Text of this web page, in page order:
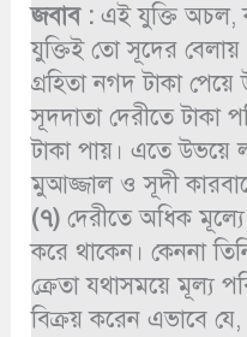
জবাব : এই যুক্তি অচল,
যুক্তিই তো সূদের
গ্রহিতা নগদ টাকা
সূদদাতা দেরীতে টাকা
টাকা পায়। এতে উভয়ে
মুআজ্জাল ও সূদী
(৭) দেরীতে অধিক মূল্যে
করে থাকেন। কেননা
ক্রেতা যথাসময়ে মূল্য
বিক্রয় করেন এভাবে